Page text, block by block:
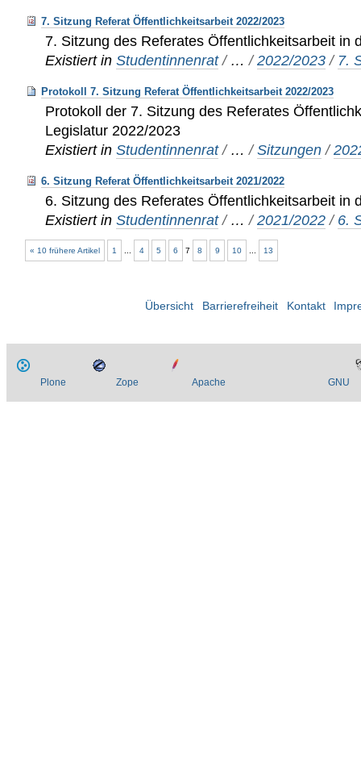
7. Sitzung Referat Öffentlichkeitsarbeit 2022/2023
7. Sitzung des Referates Öffentlichkeitsarbeit in
Existiert in Studentinnenrat / …/2022/2023 / 7.
Protokoll 7. Sitzung Referat Öffentlichkeitsarbeit 2022/2023
Protokoll der 7. Sitzung des Referates
Legislatur 2022/2023
Existiert in Studentinnenrat / …/Sitzungen /
6. Sitzung Referat Öffentlichkeitsarbeit 2021/2022
6. Sitzung des Referates Öffentlichkeitsarbeit in
Existiert in Studentinnenrat / …/2021/2022 / 6.
« 10 frühere Artikel 1 4 5 6 7 8 9 10 13
Übersicht Barrierefreiheit Kontakt
Plone Zope Apache GNU